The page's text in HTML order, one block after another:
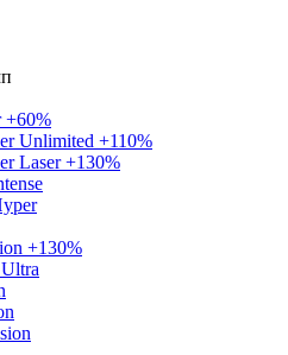
+60%
Unlimited +110%
Laser +130%
+130%